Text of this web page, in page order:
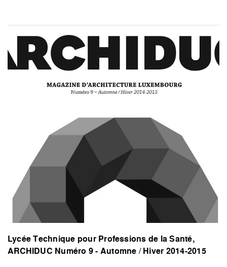
Lycée Technique pour Professions de la Santé,
ARCHIDUC Numéro 9 - Automne / Hiver 2014-2015